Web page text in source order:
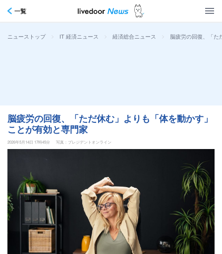
一覧
ニューストップ > IT 経済ニュース > 経済総合ニュース > 脳疲労の回復、「た
脳疲労の回復、「ただ休む」よりも「体を動かす」
ことが有効と専門家
2026年5月14日 17時45分 写真：プレジデントオンライン